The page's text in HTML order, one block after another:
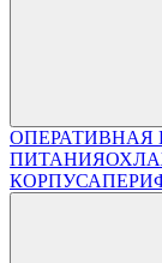
ОПЕРАТИВНАЯ
ПИТАНИЯ
КОРПУСА